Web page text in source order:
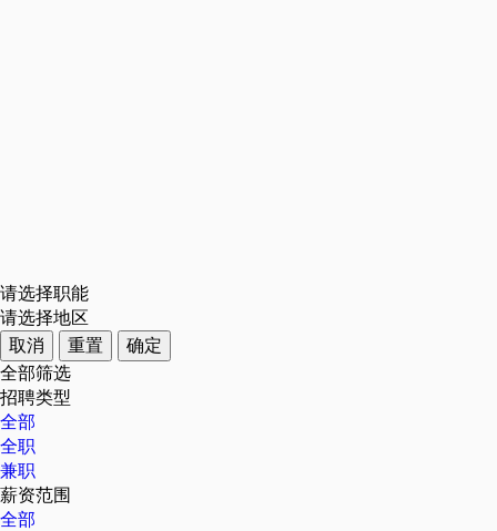
请选择职能
请选择地区
取消
重置
确定
全部筛选
招聘类型
全部
全职
兼职
薪资范围
全部